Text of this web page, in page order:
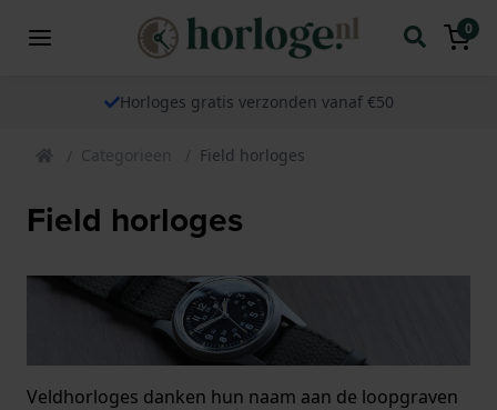
0
Horloges gratis verzonden vanaf €50
Categorieen Field horloges
Field horloges
Veldhorloges danken hun naam aan de loopgraven